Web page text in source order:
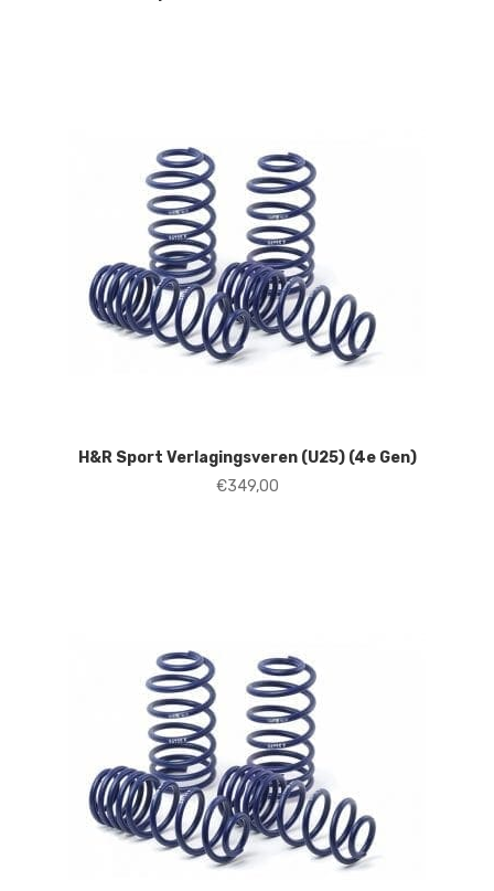
H&R Sport Verlagingsveren (U25) (4e Gen)
€349,00